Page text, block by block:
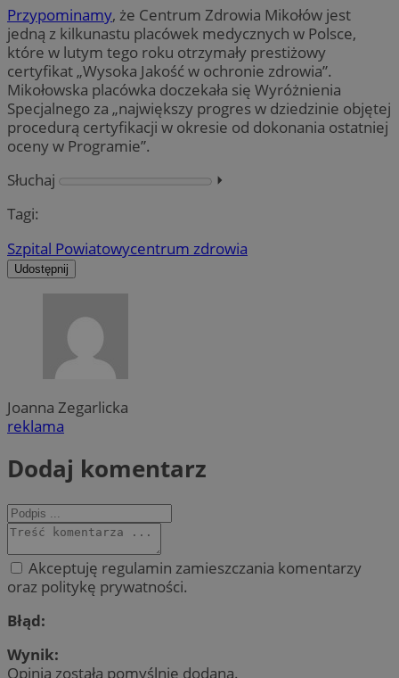
Przypominamy, że Centrum Zdrowia Mikołów jest
jedną z kilkunastu placówek medycznych w Polsce,
które w lutym tego roku otrzymały prestiżowy
certyfikat „Wysoka Jakość w ochronie zdrowia”.
Mikołowska placówka doczekała się Wyróżnienia
Specjalnego za „największy progres w dziedzinie objętej
procedurą certyfikacji w okresie od dokonania ostatniej
oceny w Programie”.
Słuchaj
⏵︎
Tagi:
Szpital Powiatowycentrum zdrowia
Udostępnij
Joanna Zegarlicka
reklama
Dodaj komentarz
Akceptuję regulamin zamieszczania komentarzy
oraz politykę prywatności.
Błąd:
Wynik:
Opinia została pomyślnie dodana.